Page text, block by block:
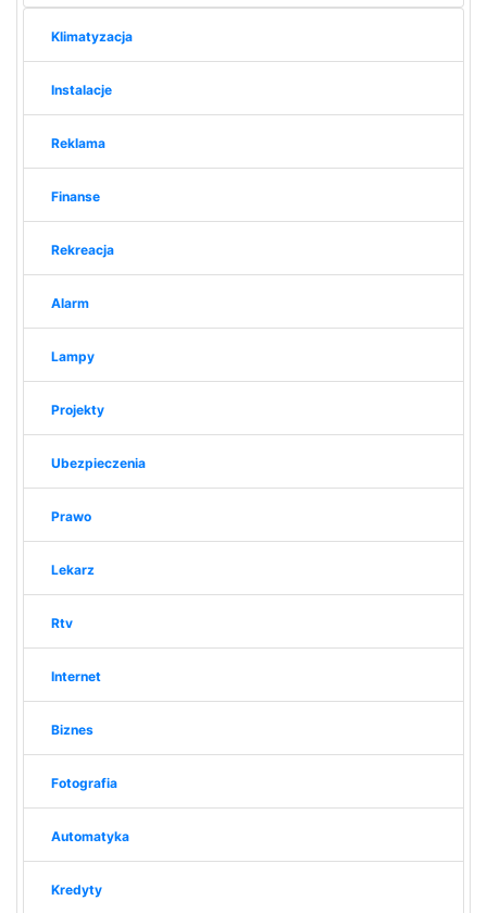
Klimatyzacja
Instalacje
Reklama
Finanse
Rekreacja
Alarm
Lampy
Projekty
Ubezpieczenia
Prawo
Lekarz
Rtv
Internet
Biznes
Fotografia
Automatyka
Kredyty